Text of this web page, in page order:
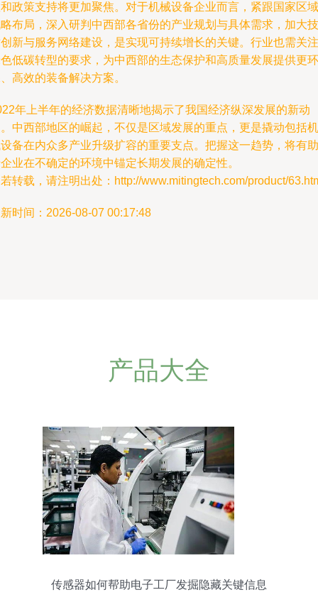
政策支持将更加聚焦。对于机械设备企业而言，紧跟国家区域
布局，深入研判中西部各省份的产业规划与具体需求，加大技
新与服务网络建设，是实现可持续增长的关键。行业也需关注
低碳转型的要求，为中西部的生态保护和高质量发展提供更环
高效的装备解决方案。
年上半年的经济数据清晰地揭示了我国经济纵深发展的新动
中西部地区的崛起，不仅是区域发展的重点，更是撬动包括机
备在内众多产业升级扩容的重要支点。把握这一趋势，将有助
业在不确定的环境中锚定长期发展的确定性。
转载，请注明出处：http://www.mitingtech.com/product/
时间：2026-08-07 00:17:48
产品大全
传感器如何帮助电子工厂发掘隐藏关键信息